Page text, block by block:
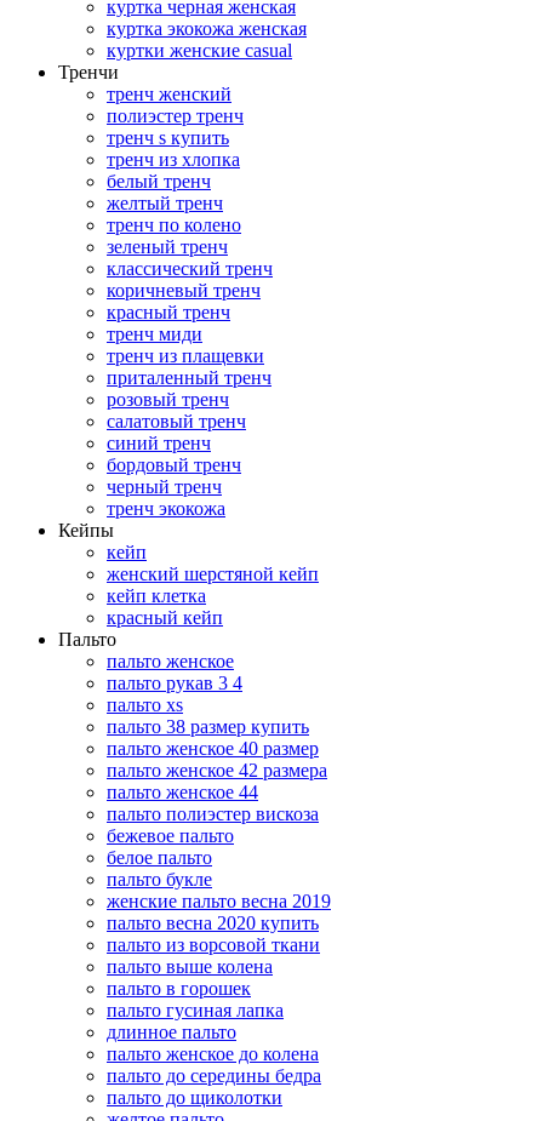
куртка черная женская
куртка экокожа женская
куртки женские casual
Тренчи
тренч женский
полиэстер тренч
тренч s купить
тренч из хлопка
белый тренч
желтый тренч
тренч по колено
зеленый тренч
классический тренч
коричневый тренч
красный тренч
тренч миди
тренч из плащевки
приталенный тренч
розовый тренч
салатовый тренч
синий тренч
бордовый тренч
черный тренч
тренч экокожа
Кейпы
кейп
женский шерстяной кейп
кейп клетка
красный кейп
Пальто
пальто женское
пальто рукав 3 4
пальто xs
пальто 38 размер купить
пальто женское 40 размер
пальто женское 42 размера
пальто женское 44
пальто полиэстер вискоза
бежевое пальто
белое пальто
пальто букле
женские пальто весна 2019
пальто весна 2020 купить
пальто из ворсовой ткани
пальто выше колена
пальто в горошек
пальто гусиная лапка
длинное пальто
пальто женское до колена
пальто до середины бедра
пальто до щиколотки